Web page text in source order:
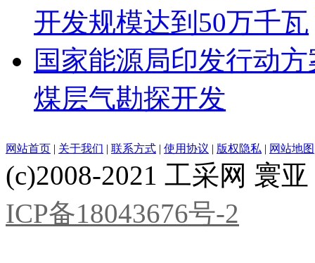
开发规模达到50万千瓦
国家能源局印发行动
煤层气勘探开发
网站首页 | 关于我们 | 联系方式 | 使用协议 | 版权隐私 | 网站地图
(c)2008-2021 工采网 寰
ICP备18043676号-2